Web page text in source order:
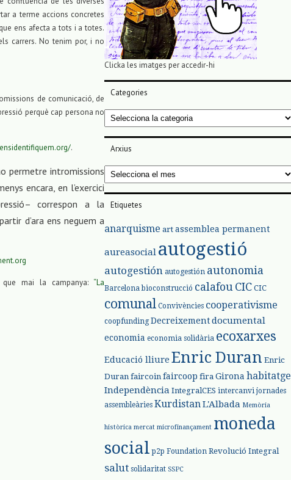
a terme accions concretes
ens afecta a tots i a totes.
carrers. No tenim por, i no
de comunicació, de
perquè cap persona no
.
permetre intromissions
encara, en l’exercici
correspon a la
d’ara ens neguem a
mai la campanya: “La
Clicka les imatges per accedir-hi
Categories
Categories
Arxius
Arxius
Etiquetes
anarquisme art assemblea permanent
aureasocial autogestió
autogestión autogestión autonomia
Barcelona bioconstrucció calafou CIC CIC
comunal Convivències cooperativisme
coopfunding Decreixementdocumental
economia economia solidària ecoxarxes
Educació lliure Enric Duran Enric
Duran faircoin faircoop fira Girona habitatge
Independència IntegralCES intercanvi jornades
assembleàries Kurdistan L'Albada Memòria
històrica mercat microfinançament moneda
social p2p Foundation Revolució Integral
salut solidaritat SSPC